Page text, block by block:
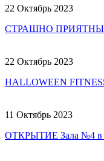
22 Октябрь 2023
СТРАШНО
22 Октябрь 2023
HALLOWEEN
11 Октябрь 2023
ОТКРЫТИЕ Зала №4